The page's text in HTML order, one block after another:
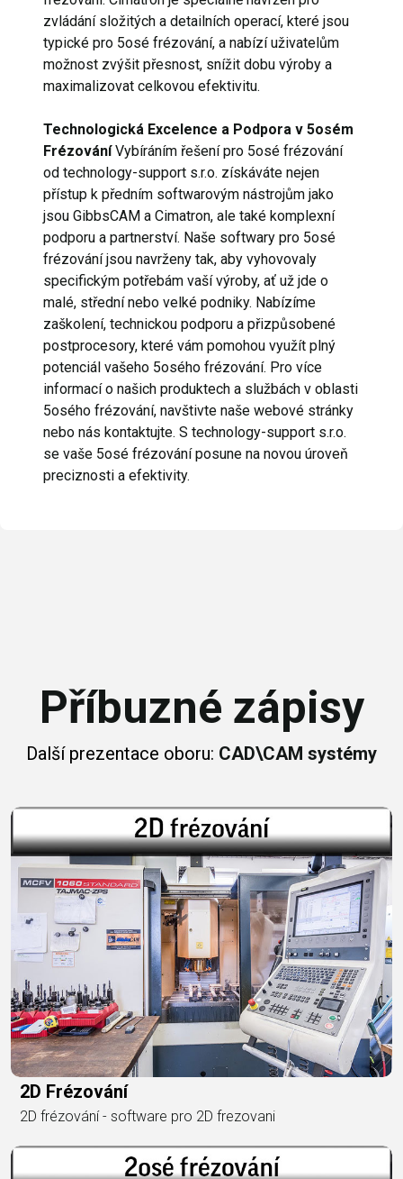
zvládání složitých a detailních operací, které jsou
typické pro 5osé frézování, a nabízí uživatelům
možnost zvýšit přesnost, snížit dobu výroby a
maximalizovat celkovou efektivitu.
Technologická Excelence a Podpora v 5osém
FrézováníVybíráním řešení pro 5osé frézování
od technology-support s.r.o. získáváte nejen
přístup k předním softwarovým nástrojům jako
jsou GibbsCAM a Cimatron, ale také komplexní
podporu a partnerství. Naše softwary pro 5osé
frézování jsou navrženy tak, aby vyhovovaly
specifickým potřebám vaší výroby, ať už jde o
malé, střední nebo velké podniky. Nabízíme
zaškolení, technickou podporu a přizpůsobené
postprocesory, které vám pomohou využít plný
potenciál vašeho 5osého frézování. Pro více
informací o našich produktech a službách v oblasti
5osého frézování, navštivte naše webové stránky
nebo nás kontaktujte. S technology-support s.r.o.
se vaše 5osé frézování posune na novou úroveň
preciznosti a efektivity.
Příbuzné zápisy
Další prezentace oboru: CAD\CAM systémy
2D Frézování
2D frézování - software pro 2D frezovani